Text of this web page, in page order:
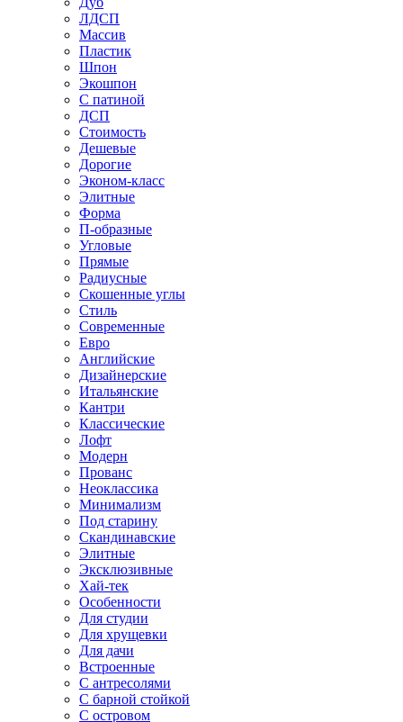
ЛДСП
Массив
Пластик
Шпон
Экошпон
С патиной
ДСП
Стоимость
Дешевые
Дорогие
Эконом-класс
Элитные
Форма
П-образные
Угловые
Прямые
Радиусные
Скошенные углы
Стиль
Современные
Евро
Английские
Дизайнерские
Итальянские
Кантри
Классические
Лофт
Модерн
Прованс
Неоклассика
Минимализм
Под старину
Скандинавские
Элитные
Эксклюзивные
Хай-тек
Особенности
Для студии
Для хрущевки
Для дачи
Встроенные
С антресолями
С барной стойкой
С островом